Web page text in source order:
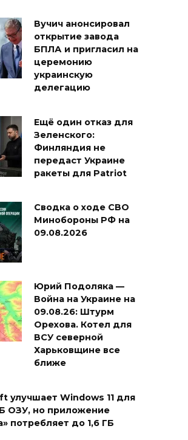
Вучич анонсировал
открытие завода
БПЛА и пригласил на
церемонию
украинскую
делегацию
Ещё один отказ для
Зеленского:
Финляндия не
передаст Украине
ракеты для Patriot
Сводка о ходе СВО
Минобороны РФ на
09.08.2026
Юрий Подоляка —
Война на Украине на
09.08.26: Штурм
Орехова. Котел для
ВСУ северной
Харьковщине все
ближе
улучшает Windows 11 для
ОЗУ, но приложение
потребляет до 1,6 ГБ